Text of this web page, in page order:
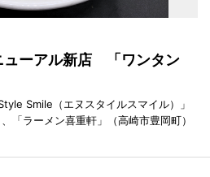
ューアル新店 「ワンタン
Smile（エヌスタイルスマイル）」
「ラーメン喜重軒」（高崎市豊岡町）